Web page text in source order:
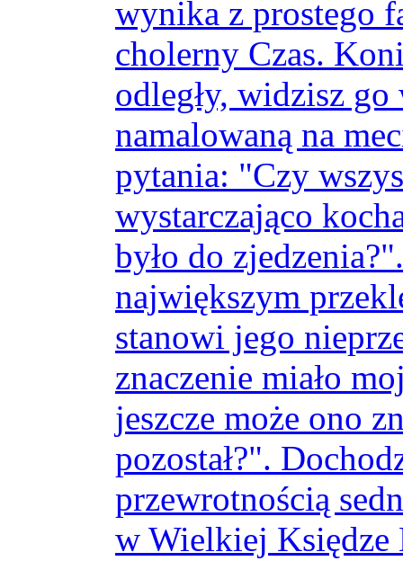
wynika z prostego
cholerny Czas.
odległy, widzisz
namalowaną na
pytania: "Czy
wystarczająco
było do
największym
stanowi jego
znaczenie miało
jeszcze może ono
pozostał?".
przewrotnością
w Wielkiej Księdze